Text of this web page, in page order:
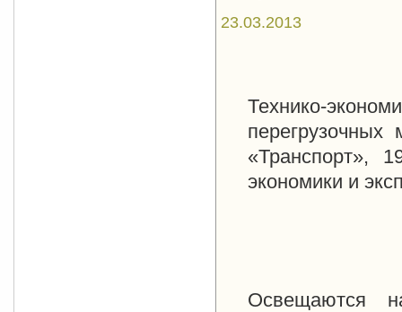
23.03.2013
Технико-
«Транспорт»,
экономики и
Освещаются